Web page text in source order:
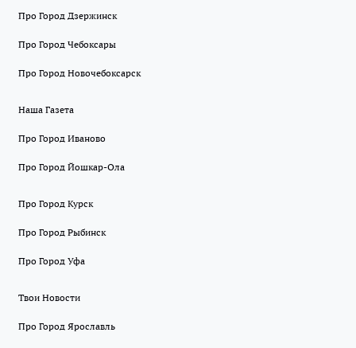
Про Город Дзержинск
Про Город Чебоксары
Про Город Новочебоксарск
Наша Газета
Про Город Иваново
Про Город Йошкар-Ола
Про Город Курск
Про Город Рыбинск
Про Город Уфа
Твои Новости
Про Город Ярославль